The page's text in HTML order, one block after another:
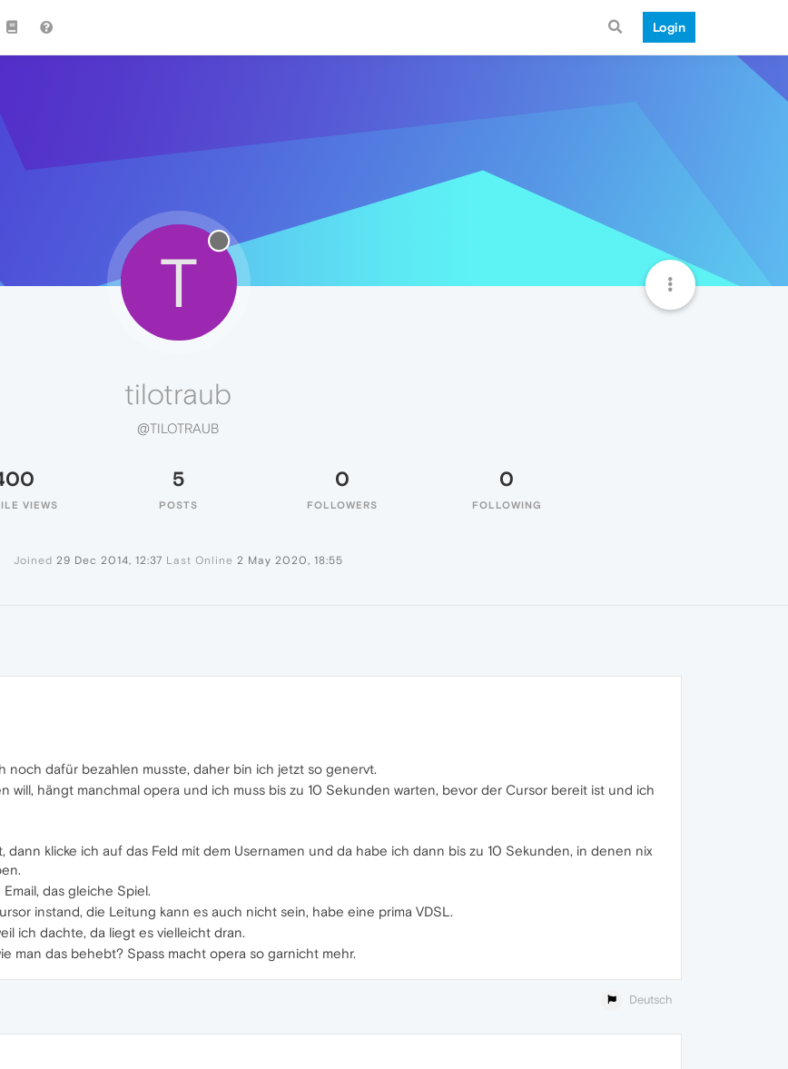
Login
T
tilotraub
@TILOTRAUB
VIEWS
5
POSTS
0
FOLLOWERS
0
FOLLOWING
Joined 29 Dec 2014, 12:37 Last Online 2 May 2020, 18:55
noch dafür bezahlen musste, daher bin ich jetzt so genervt.
will, hängt manchmal opera und ich muss bis zu 10 Sekunden warten, bevor der Cursor bereit ist und ich
dann klicke ich auf das Feld mit dem Usernamen und da habe ich dann bis zu 10 Sekunden, in denen nix
das gleiche Spiel.
instand, die Leitung kann es auch nicht sein, habe eine prima VDSL.
ich dachte, da liegt es vielleicht dran.
man das behebt? Spass macht opera so garnicht mehr.
Deutsch